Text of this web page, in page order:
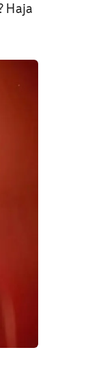
Haja